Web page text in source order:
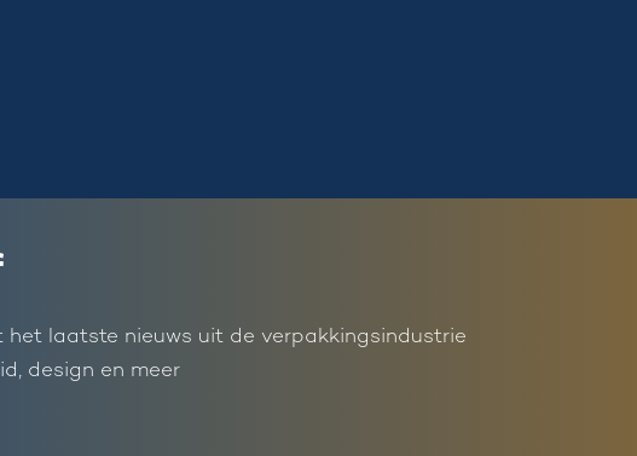
laatste nieuws uit de verpakkingsindustrie
design en meer